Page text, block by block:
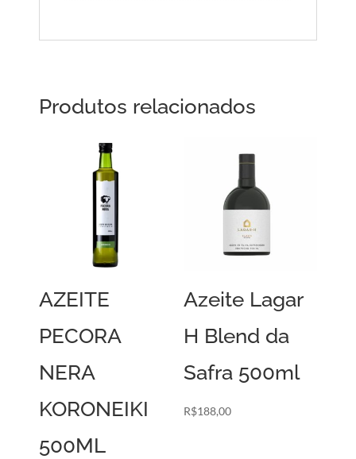
Produtos relacionados
AZEITE
PECORA
NERA
KORONEIKI
500ML
Azeite Lagar
H Blend da
Safra 500ml
R$188,00